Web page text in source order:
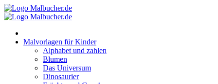
Zum
Inhalt
Malvorlagen für Kinder
Alphabet und zahlen
Blumen
Das Universum
Dinosaurier